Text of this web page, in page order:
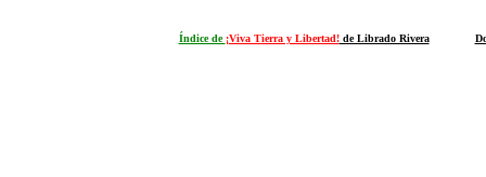
Índice de ¡Viva Tierra y Libertad!de Librado Rivera